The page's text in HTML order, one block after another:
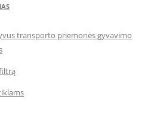
transporto priemonės gyvavimo